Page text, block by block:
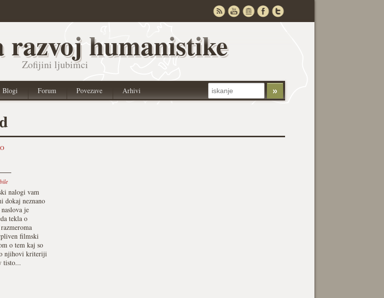
razvoj humanistike
Zofijini ljubimci
Blogi Forum Povezave Arhivi
nalogi vam
dokaj neznano
je
tekla o
filmski
o tem kaj so
njihovi kriteriji
tisto...